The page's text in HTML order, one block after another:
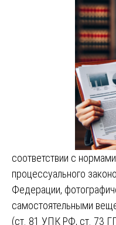
соответствии с
процессуального
Федерации,
самостоятельными
(ст. 81 УПК РФ, ст. 73